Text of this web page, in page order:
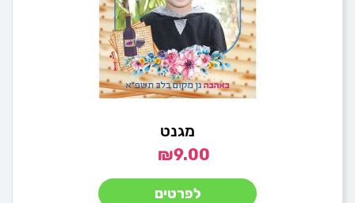
מגנט
₪9.00
לפרטים